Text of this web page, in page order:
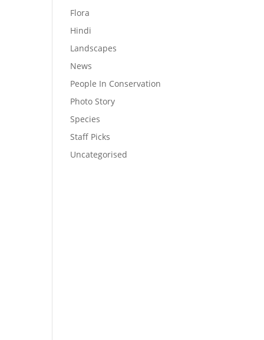
Flora
Hindi
Landscapes
News
People In Conservation
Photo Story
Species
Staff Picks
Uncategorised